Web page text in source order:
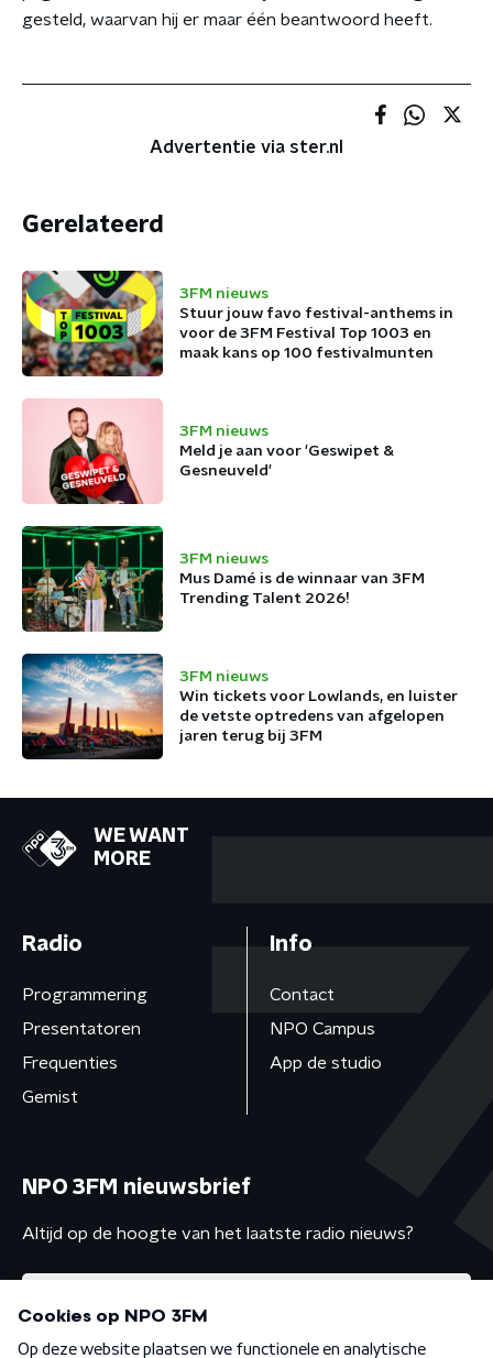
gesteld, waarvan hij er maar één beantwoord heeft.
Advertentie via ster.nl
Gerelateerd
3FM nieuws
Stuur jouw favo festival-anthems in
voor de 3FM Festival Top 1003 en
maak kans op 100 festivalmunten
3FM nieuws
Meld je aan voor 'Geswipet &
Gesneuveld'
3FM nieuws
Mus Damé is de winnaar van 3FM
Trending Talent 2026!
3FM nieuws
Win tickets voor Lowlands, en luister
de vetste optredens van afgelopen
jaren terug bij 3FM
WE WANT
MORE
Radio
Programmering
Presentatoren
Frequenties
Gemist
Info
Contact
NPO Campus
App de studio
NPO 3FM nieuwsbrief
Altijd op de hoogte van het laatste radio nieuws?